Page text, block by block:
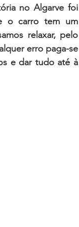
no Algarve foi
o carro tem um
relaxar, pelo
erro paga-se
e dar tudo até à